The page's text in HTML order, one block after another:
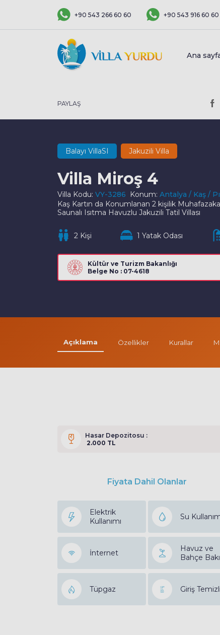
+90 543 266 60 60 +90 543 916 60 60
Ana
PAYLAŞ
Balayı VillaSI Jakuzili Villa
Villa Miroş 4
Villa Kodu: VY-3286 Konum: Antalya / Kaş /
Kaş Kartın da Konumlanan 2 kişilik
Saunalı Isıtma Havuzlu Jakuzili Tatil Villası
2 Kişi 1 Yatak Odası
Kültür ve Turizm Bakanlığı
Belge No : 07-4618
Açıklama Özellikler Kurallar
Hasar Depozitosu :
2.000 TL
Fiyata Dahil Olanlar
Elektrik
Kullanımı
Su
İnternet
Havuz ve
Bahçe
Tüpgaz Giriş